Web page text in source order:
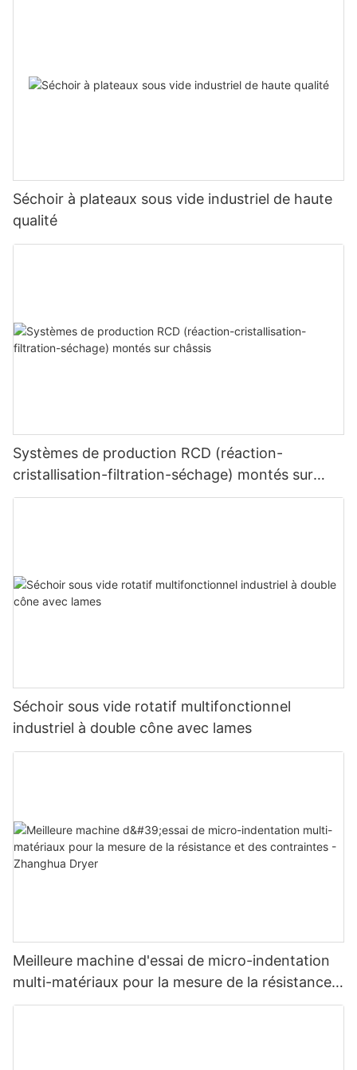
Séchoir à plateaux sous vide industriel de haute
qualité
Systèmes de production RCD (réaction-
cristallisation-filtration-séchage) montés sur
châssis
Séchoir sous vide rotatif multifonctionnel
industriel à double cône avec lames
Meilleure machine d'essai de micro-indentation
multi-matériaux pour la mesure de la résistance
et des contraintes - Zhanghua Dryer